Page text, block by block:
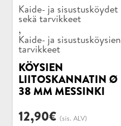
Tuotekategoriat:
Kaide- ja sisustusköydet
sekä tarvikkeet
,
Kaide- ja sisustusköysien
tarvikkeet
KÖYSIEN
LIITOSKANNATIN Ø
38 MM MESSINKI
12,90€ (sis. ALV)